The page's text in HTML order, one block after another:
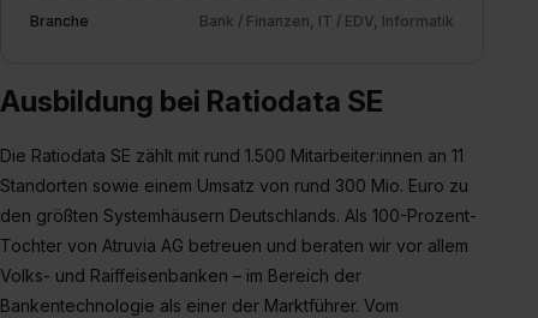
Branche Bank / Finanzen, IT / EDV, Informatik
Ausbildung bei Ratiodata SE
Die Ratiodata SE zählt mit rund 1.500 Mitarbeiter:innen an 11
Standorten sowie einem Umsatz von rund 300 Mio. Euro zu
den größten Systemhäusern Deutschlands. Als 100-Prozent-
Tochter von Atruvia AG betreuen und beraten wir vor allem
Volks- und Raiffeisenbanken – im Bereich der
Bankentechnologie als einer der Marktführer. Vom